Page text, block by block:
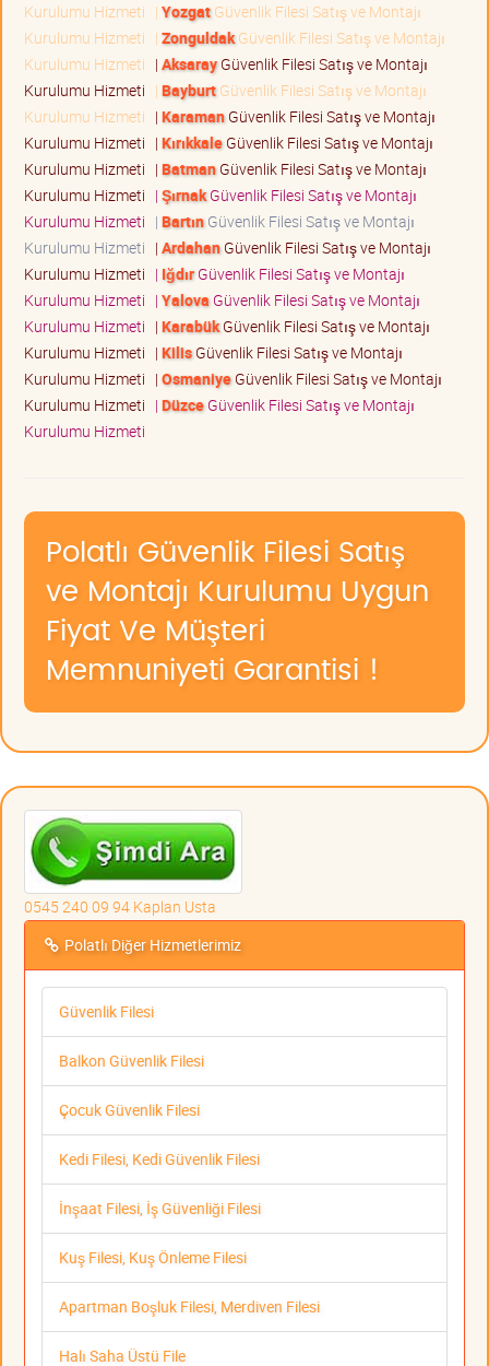
Kurulumu Hizmeti | YozgatGüvenlik Filesi Satış ve Montajı
Kurulumu Hizmeti | ZonguldakGüvenlik Filesi Satış ve Montajı
Kurulumu Hizmeti | AksarayGüvenlik Filesi Satış ve Montajı
Kurulumu Hizmeti | BayburtGüvenlik Filesi Satış ve Montajı
Kurulumu Hizmeti | KaramanGüvenlik Filesi Satış ve Montajı
Kurulumu Hizmeti | KırıkkaleGüvenlik Filesi Satış ve Montajı
Kurulumu Hizmeti | BatmanGüvenlik Filesi Satış ve Montajı
Kurulumu Hizmeti | ŞırnakGüvenlik Filesi Satış ve Montajı
Kurulumu Hizmeti | BartınGüvenlik Filesi Satış ve Montajı
Kurulumu Hizmeti | ArdahanGüvenlik Filesi Satış ve Montajı
Kurulumu Hizmeti | IğdırGüvenlik Filesi Satış ve Montajı
Kurulumu Hizmeti | Yalova Güvenlik Filesi Satış ve Montajı
Kurulumu Hizmeti | KarabükGüvenlik Filesi Satış ve Montajı
Kurulumu Hizmeti | KilisGüvenlik Filesi Satış ve Montajı
Kurulumu Hizmeti | OsmaniyeGüvenlik Filesi Satış ve Montajı
Kurulumu Hizmeti | DüzceGüvenlik Filesi Satış ve Montajı
Kurulumu Hizmeti
Polatlı Güvenlik Filesi Satış
ve Montajı Kurulumu Uygun
Fiyat Ve Müşteri
Memnuniyeti Garantisi !
0545 240 09 94 Kaplan Usta
Polatlı Diğer Hizmetlerimiz
Güvenlik Filesi
Balkon Güvenlik Filesi
Çocuk Güvenlik Filesi
Kedi Filesi, Kedi Güvenlik Filesi
İnşaat Filesi, İş Güvenliği Filesi
Kuş Filesi, Kuş Önleme Filesi
Apartman Boşluk Filesi, Merdiven Filesi
Halı Saha Üstü File